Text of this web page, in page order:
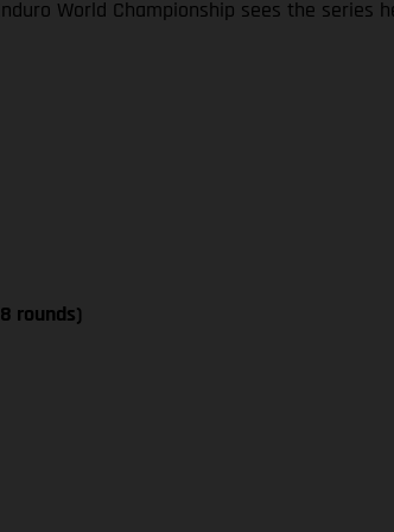
World Championship sees the series
rounds)